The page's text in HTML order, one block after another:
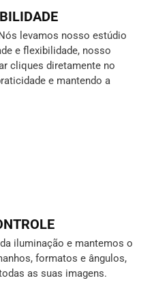
levamos nosso estúdio
e flexibilidade, nosso
cliques diretamente no
e mantendo a
iluminação e mantemos o
formatos e ângulos,
as suas imagens.